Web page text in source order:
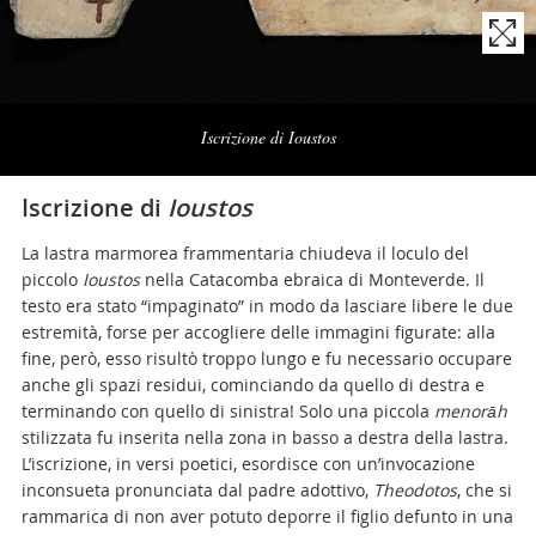
Iscrizione di Ioustos
Iscrizione di Ioustos
La lastra marmorea frammentaria chiudeva il loculo del
piccolo Ioustosnella Catacomba ebraica di Monteverde. Il
testo era stato “impaginato” in modo da lasciare libere le due
estremità, forse per accogliere delle immagini figurate: alla
fine, però, esso risultò troppo lungo e fu necessario occupare
anche gli spazi residui, cominciando da quello di destra e
terminando con quello di sinistra! Solo una piccola menorāh
stilizzata fu inserita nella zona in basso a destra della lastra.
L’iscrizione, in versi poetici, esordisce con un’invocazione
inconsueta pronunciata dal padre adottivo, Theodotos, che si
rammarica di non aver potuto deporre il figlio defunto in una